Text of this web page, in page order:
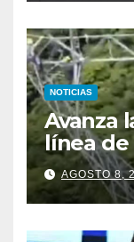
NOTICIAS
Avanza
línea de
Centro
AGOSTO 8,